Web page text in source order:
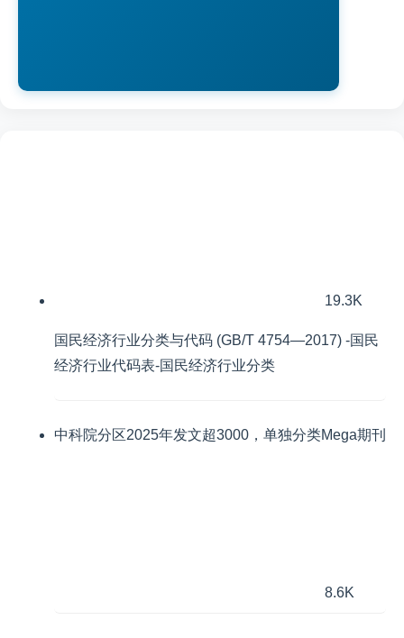
19.3K
国民经济行业分类与代码 (GB/T 4754—2017) -国民
经济行业代码表-国民经济行业分类
中科院分区2025年发文超3000，单独分类Mega期刊
8.6K